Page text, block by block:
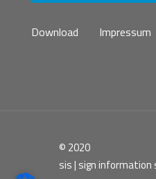
Download Impressum
© 2020
sis | sign